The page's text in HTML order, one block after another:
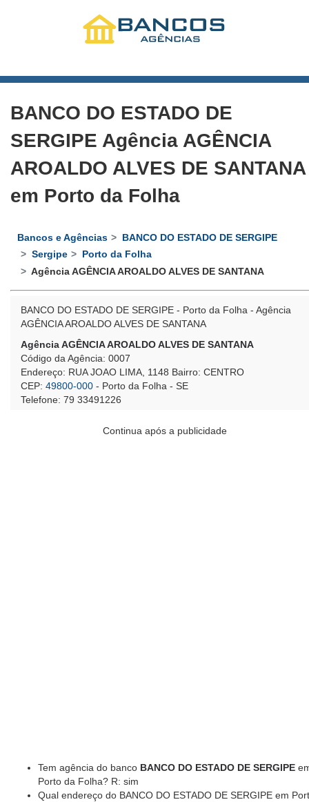
BANCO DO ESTADO DE
SERGIPE Agência AGÊNCIA
AROALDO ALVES DE SANTANA
em Porto da Folha
Bancos e Agências
BANCO DO ESTADO DE SERGIPE
Sergipe
Porto da Folha
Agência AGÊNCIA AROALDO ALVES DE SANTANA
BANCO DO ESTADO DE SERGIPE - Porto da Folha - Agência
AGÊNCIA AROALDO ALVES DE SANTANA
Agência AGÊNCIA AROALDO ALVES DE SANTANA
Código da Agência: 0007
Endereço: RUA JOAO LIMA, 1148 Bairro: CENTRO
CEP: 49800-000 - Porto da Folha - SE
Telefone: 79 33491226
Continua após a publicidade
Tem agência do banco BANCO DO ESTADO DE SERGIPE
Porto da Folha? R: sim
Qual endereço do BANCO DO ESTADO DE SERGIPE em